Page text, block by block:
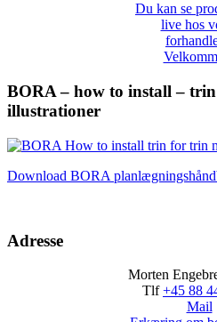
Du kan se
live hos
BORA – how to install –
illustrationer
Download BORA
Adresse
Morten
Tlf+45 88
Mail